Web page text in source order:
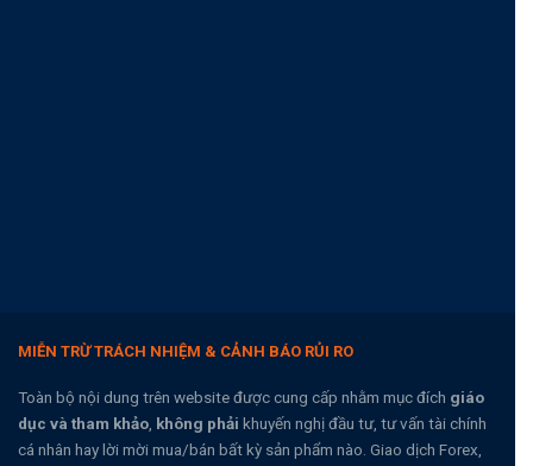
MIỄN TRỪ TRÁCH NHIỆM & CẢNH BÁO RỦI RO
Toàn bộ nội dung trên website được cung cấp nhằm mục đích giáo
dục và tham khảo, không phải khuyến nghị đầu tư, tư vấn tài chính
cá nhân hay lời mời mua/bán bất kỳ sản phẩm nào. Giao dịch Forex,